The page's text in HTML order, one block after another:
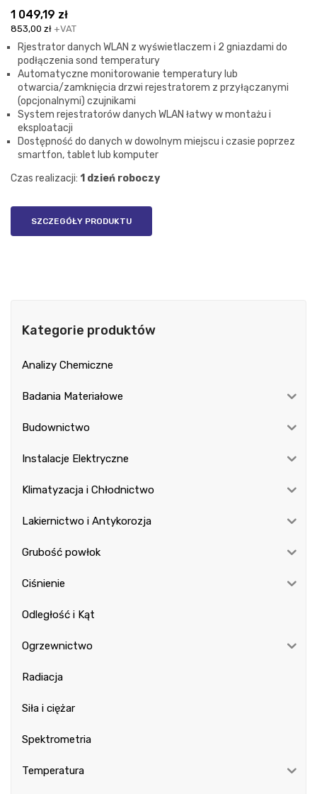
1 049,19 zł
853,00 zł +VAT
Rjestrator danych WLAN z wyświetlaczem i 2 gniazdami do
podłączenia sond temperatury
Automatyczne monitorowanie temperatury lub
otwarcia/zamknięcia drzwi rejestratorem z przyłączanymi
(opcjonalnymi) czujnikami
System rejestratorów danych WLAN łatwy w montażu i
eksploatacji
Dostępność do danych w dowolnym miejscu i czasie poprzez
smartfon, tablet lub komputer
Czas realizacji: 1 dzień roboczy
SZCZEGÓŁY PRODUKTU
Kategorie produktów
Analizy Chemiczne
Badania Materiałowe
Budownictwo
Instalacje Elektryczne
Klimatyzacja i Chłodnictwo
Lakiernictwo i Antykorozja
Grubość powłok
Ciśnienie
Odległość i Kąt
Ogrzewnictwo
Radiacja
Siła i ciężar
Spektrometria
Temperatura